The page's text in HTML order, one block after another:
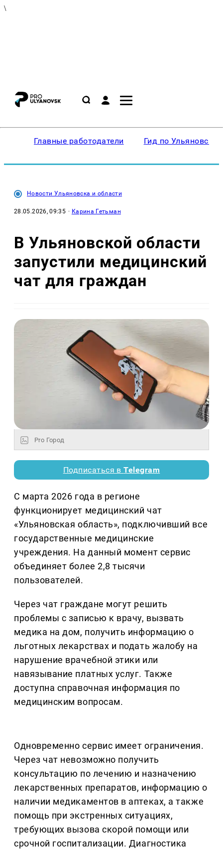
\
Главные работодатели Гид по Ульяновску
Новости Ульяновска и области
28.05.2026, 09:35 · Карина Гетьман
В Ульяновской области
запустили медицинский
чат для граждан
Pro Город
Подписаться вTelegram
С марта 2026 года в регионе
функционирует медицинский чат
«Ульяновская область», подключивший все
государственные медицинские
учреждения. На данный момент сервис
объединяет более 2,8 тысячи
пользователей.
Через чат граждане могут решить
проблемы с записью к врачу, вызвать
медика на дом, получить информацию о
льготных лекарствах и подать жалобу на
нарушение врачебной этики или
навязывание платных услуг. Также
доступна справочная информация по
медицинским вопросам.
Одновременно сервис имеет ограничения.
Через чат невозможно получить
консультацию по лечению и назначению
лекарственных препаратов, информацию о
наличии медикаментов в аптеках, а также
помощь при экстренных ситуациях,
требующих вызова скорой помощи или
срочной госпитализации. Диагностика